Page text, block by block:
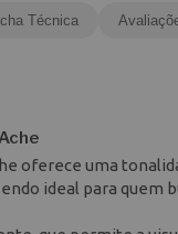
Técnica
oferece uma
ideal para quem